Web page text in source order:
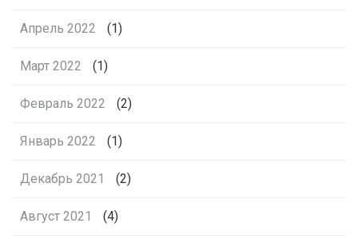
Апрель 2022 (1)
Март 2022 (1)
Февраль 2022 (2)
Январь 2022 (1)
Декабрь 2021 (2)
Август 2021 (4)